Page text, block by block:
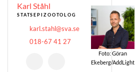
Karl Ståhl
STATSEPIZOOTOLOG
karl.stahl@sva.se
018-67 41 27
Foto: Göran
Ekeberg/AddLight